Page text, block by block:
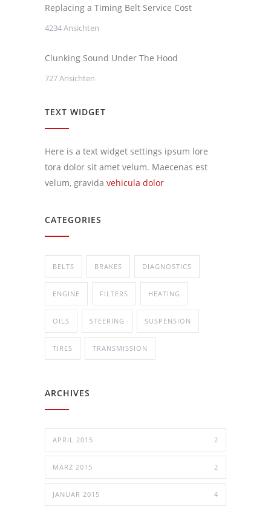
Replacing a Timing Belt Service Cost
4234 Ansichten
Clunking Sound Under The Hood
727 Ansichten
TEXT WIDGET
Here is a text widget settings ipsum lore
tora dolor sit amet velum. Maecenas est
velum, gravida vehicula dolor
CATEGORIES
BELTS BRAKES DIAGNOSTICS
ENGINE FILTERS HEATING
OILS STEERING SUSPENSION
TIRES TRANSMISSION
ARCHIVES
APRIL 2015 2
MÄRZ 2015 2
JANUAR 2015 4